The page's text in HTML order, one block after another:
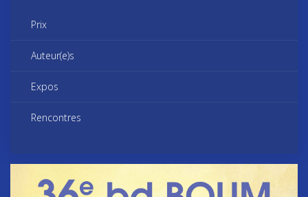
Prix
Auteur(e)s
Expos
Rencontres